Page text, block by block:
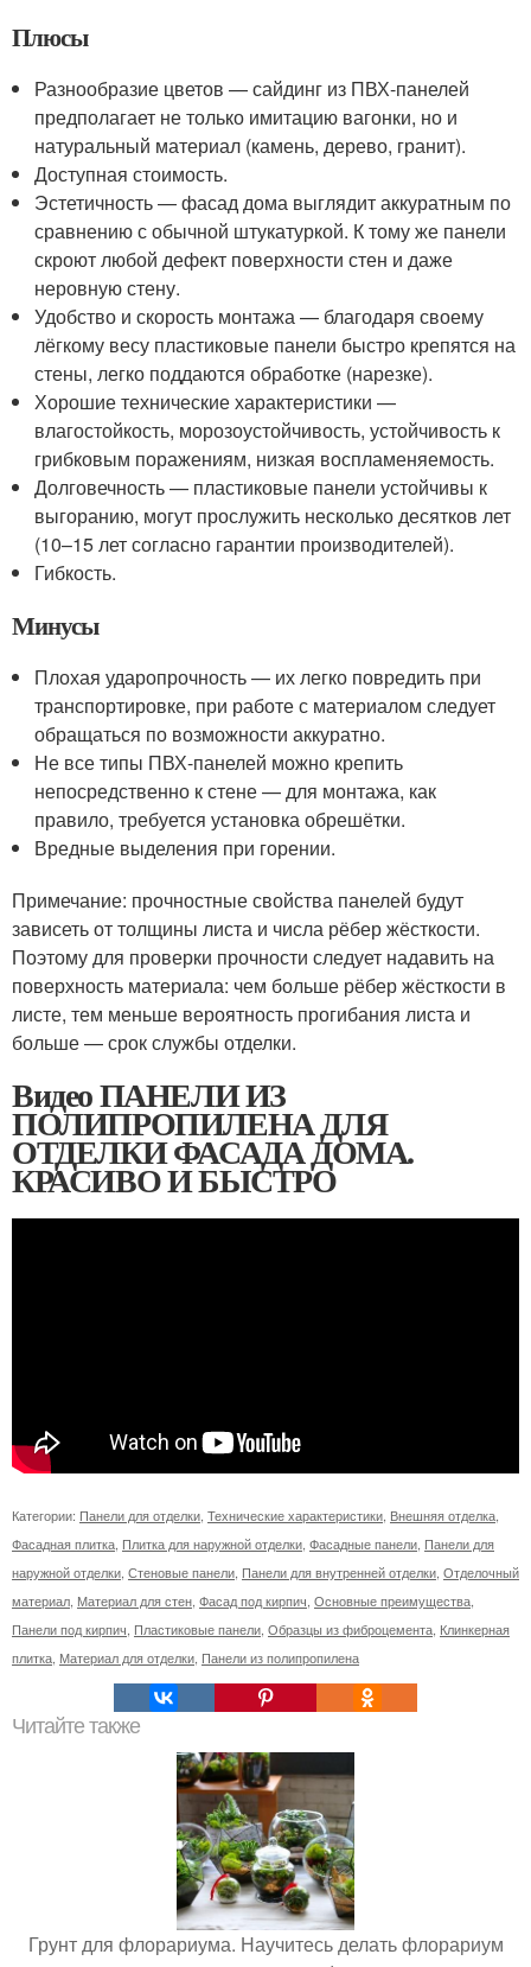
Плюсы
Разнообразие цветов — сайдинг из ПВХ-панелей
предполагает не только имитацию вагонки, но и
натуральный материал (камень, дерево, гранит).
Доступная стоимость.
Эстетичность — фасад дома выглядит аккуратным по
сравнению с обычной штукатуркой. К тому же панели
скроют любой дефект поверхности стен и даже
неровную стену.
Удобство и скорость монтажа — благодаря своему
лёгкому весу пластиковые панели быстро крепятся на
стены, легко поддаются обработке (нарезке).
Хорошие технические характеристики —
влагостойкость, морозоустойчивость, устойчивость к
грибковым поражениям, низкая воспламеняемость.
Долговечность — пластиковые панели устойчивы к
выгоранию, могут прослужить несколько десятков лет
(10–15 лет согласно гарантии производителей).
Гибкость.
Минусы
Плохая ударопрочность — их легко повредить при
транспортировке, при работе с материалом следует
обращаться по возможности аккуратно.
Не все типы ПВХ-панелей можно крепить
непосредственно к стене — для монтажа, как
правило, требуется установка обрешётки.
Вредные выделения при горении.
Примечание: прочностные свойства панелей будут
зависеть от толщины листа и числа рёбер жёсткости.
Поэтому для проверки прочности следует надавить на
поверхность материала: чем больше рёбер жёсткости в
листе, тем меньше вероятность прогибания листа и
больше — срок службы отделки.
Видео ПАНЕЛИ ИЗ
ПОЛИПРОПИЛЕНА ДЛЯ
ОТДЕЛКИ ФАСАДА ДОМА.
КРАСИВО И БЫСТРО
Категории: Панели для отделки, Технические характеристики, Внешняя отделка,
Фасадная плитка, Плитка для наружной отделки, Фасадные панели, Панели для
наружной отделки, Стеновые панели, Панели для внутренней отделки, Отделочный
материал, Материал для стен, Фасад под кирпич, Основные преимущества,
Панели под кирпич, Пластиковые панели, Образцы из фиброцемента, Клинкерная
плитка, Материал для отделки, Панели из полипропилена
Читайте также
Грунт для флорариума. Научитесь делать флорариум